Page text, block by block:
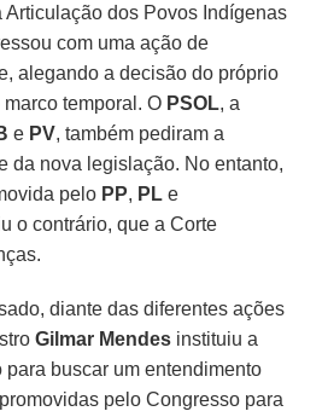
Articulação dos Povos Indígenas
com uma ação de
alegando a decisão do próprio
temporal. O PSOL, a
e PV, também pediram a
da nova legislação. No entanto,
pelo PP, PL e
o contrário, que a Corte
diante das diferentes ações
Gilmar Mendes instituiu a
buscar um entendimento
pelo Congresso para